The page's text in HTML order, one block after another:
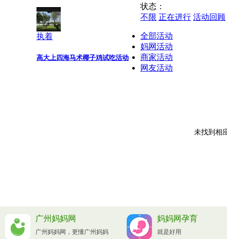
执着
高大上四海马术椰子鸡试吃活动
状态：
不限 正在进行 活动回顾
全部活动
妈网活动
商家活动
网友活动
未找到相
广州妈妈网
广州妈妈网，更懂广州妈妈
妈妈网孕育
就是好用